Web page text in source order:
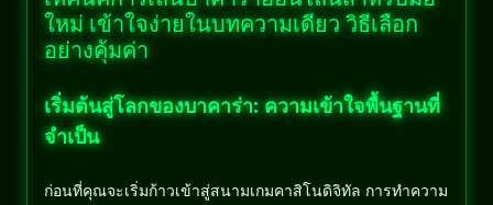
ใหม่ เข้าใจง่ายในบทความเดียว วิธีเลือก
อย่างคุ้มค่า
เริ่มต้นสู่โลกของบาคาร่า: ความเข้าใจพื้นฐานที่
จำเป็น
ก่อนที่คุณจะเริ่มก้าวเข้าสู่สนามเกมคาสิโนดิจิทัล การทำความ